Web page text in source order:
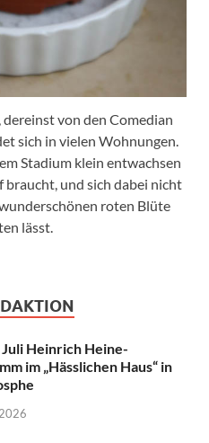
von den Comedian
sich in vielen Wohnungen.
Stadium klein entwachsen
braucht, und sich dabei nicht
roten Blüte
lässt.
Juli Heinrich Heine-
im „Hässlichen Haus“ in